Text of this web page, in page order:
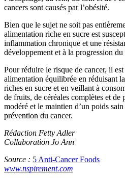
cancers sont causés par l’obésité.
Bien que le sujet ne soit pas
alimentation riche en sucre est
inflammation chronique et une
développement et à la progression du
Pour réduire le risque de cancer, il
alimentation équilibrée en réduisant
riches en sucre et en veillant à
de fruits, de céréales complètes et de
modéré et le maintien d’un poids
prévention du cancer.
Rédaction Fetty Adler
Collaboration Jo Ann
Source : 5 Anti-Cancer Foods
www.nspirement.com